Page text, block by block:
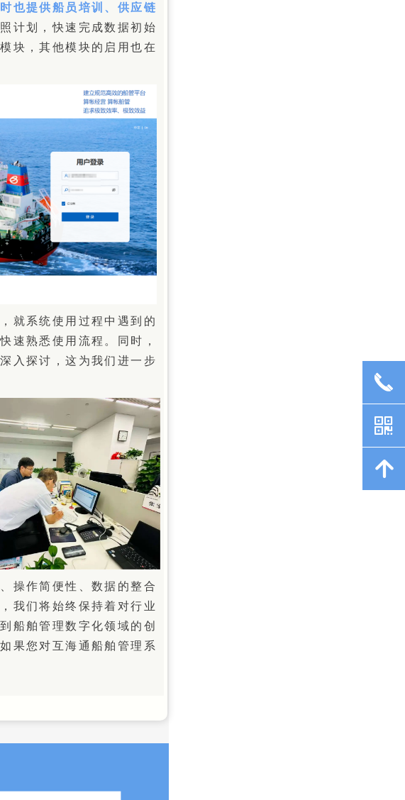
也提供船员培训、供应链
计划，快速完成数据初始
块，其他模块的启用也在
就系统使用过程中遇到的
速熟悉使用流程。同时，
入探讨，这为我们进一步
操作简便性、数据的整合
我们将始终保持着对行业
船舶管理数字化领域的创
果您对互海通船舶管理系
끅
낃
녕